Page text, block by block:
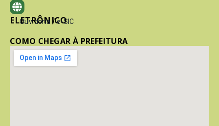
ELETRÔNICO
Ouvidoria / e-SIC
COMO CHEGAR À PREFEITURA